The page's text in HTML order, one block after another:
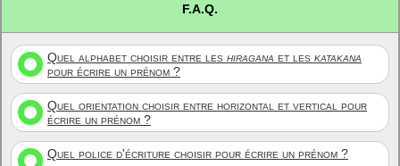
F.A.Q.
Quel alphabet choisir entre les hiragana et les katakana
pour écrire un prénom ?
Quel orientation choisir entre horizontal et vertical pour
écrire un prénom ?
Quel police d'écriture choisir pour écrire un prénom ?